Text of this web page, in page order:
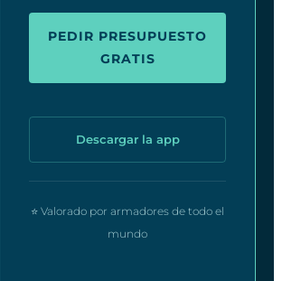
PEDIR PRESUPUESTO
GRATIS
Descargar la app
⭐ Valorado por armadores de todo el
mundo